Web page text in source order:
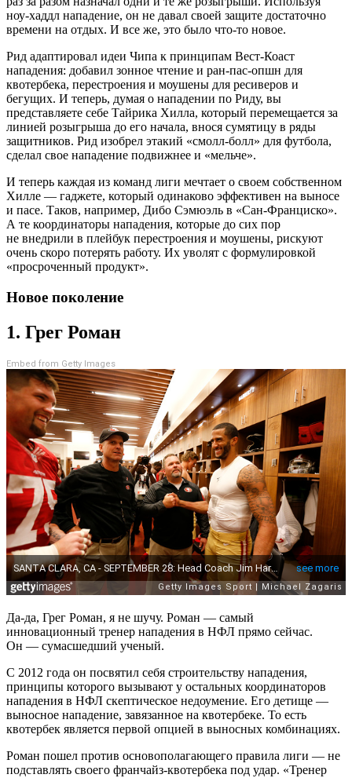
ноу-хаддл нападение, он не давал своей защите достаточно
времени на отдых. И все же, это было что-то новое.
Рид адаптировал идеи Чипа к принципам Вест-Коаст
нападения: добавил зонное чтение и ран-пас-опшн для
квотербека, перестроения и моушены для ресиверов и
бегущих. И теперь, думая о нападении по Риду, вы
представляете себе Тайрика Хилла, который перемещается за
линией розыгрыша до его начала, внося сумятицу в ряды
защитников. Рид изобрел этакий «смолл-болл» для футбола,
сделал свое нападение подвижнее и «мельче».
И теперь каждая из команд лиги мечтает о своем собственном
Хилле — гаджете, который одинаково эффективен на выносе
и пасе. Таков, например, Дибо Сэмюэль в «Сан-Франциско».
А те координаторы нападения, которые до сих пор
не внедрили в плейбук перестроения и моушены, рискуют
очень скоро потерять работу. Их уволят с формулировкой
«просроченный продукт».
Новое поколение
1. Грег Роман
Embed from Getty Images
Да-да, Грег Роман, я не шучу. Роман — самый
инновационный тренер нападения в НФЛ прямо сейчас.
Он — сумасшедший ученый.
С 2012 года он посвятил себя строительству нападения,
принципы которого вызывают у остальных координаторов
нападения в НФЛ скептическое недоумение. Его детище —
выносное нападение, завязанное на квотербеке. То есть
квотербек является первой опцией в выносных комбинациях.
Роман пошел против основополагающего правила лиги — не
подставлять своего франчайз-квотербека под удар. «Тренер